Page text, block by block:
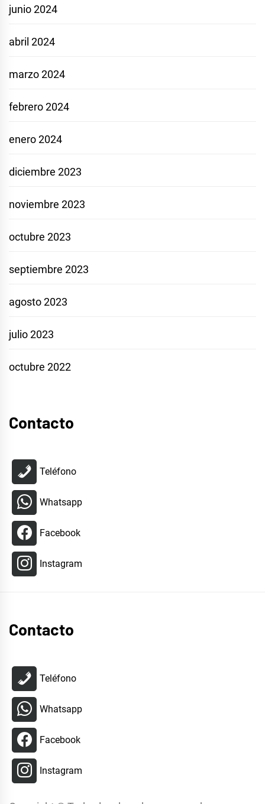
junio 2024
abril 2024
marzo 2024
febrero 2024
enero 2024
diciembre 2023
noviembre 2023
octubre 2023
septiembre 2023
agosto 2023
julio 2023
octubre 2022
Contacto
Teléfono
Whatsapp
Facebook
Instagram
Contacto
Teléfono
Whatsapp
Facebook
Instagram